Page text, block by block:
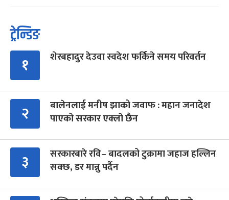
ट्रेन्डिङ
१ शेरबहादुर देउवा स्वदेश फर्किने समय परिवर्तन
२
बालेनलाई मनीष झाको जवाफ : महान जनादेश
पाएको सरकार एक्लो छैन
३
सरकारबारे रवि– बादलको टुक्रामा जहाज हल्लिन
सक्छ, डर मान्नु पर्दैन